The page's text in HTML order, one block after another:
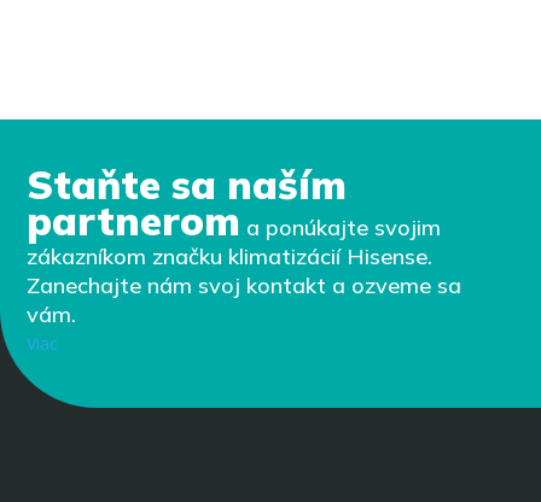
Staňte sa naším
partnerom a ponúkajte svojim
zákazníkom značku klimatizácií Hisense.
Zanechajte nám svoj kontakt a ozveme sa
vám.
Viac